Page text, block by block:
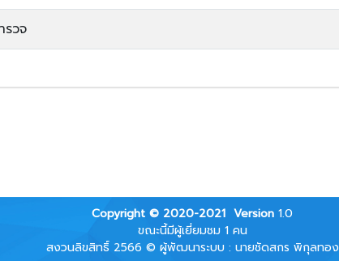
รวจ
Copyright © 2020-2021 Version 1.0
ขณะนี้มีผู้เยี่ยมชม 1 คน
สงวนลิขสิทธิ์ 2566 © ผู้พัฒนาระบบ : นายชัดสกร พิกุลทอง